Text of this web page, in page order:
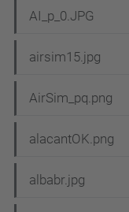
AI_p_0.JPG
airsim15.jpg
AirSim_pq.png
alacantOK.png
albabr.jpg